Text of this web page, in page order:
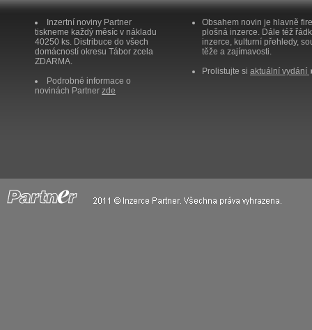
Inzertní noviny Partner
tiskneme každý měsíc v nákladu
40250 ks. Distribuce do všech
domácností okresu Tábor zcela
ZDARMA.
Podrobné informace o
novinách Partner zde
Obsahem novin je hlavně
plošná inzerce. Dále též
inzerce, kulturní přehledy,
těže a zajímavosti.
Prolistujte si aktuální vydání